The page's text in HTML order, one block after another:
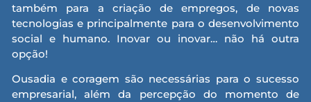
também para a criação de empregos, de novas
tecnologias e principalmente para o desenvolvimento
social e humano. Inovar ou inovar… não há outra
opção!
Ousadia e coragem são necessárias para o sucesso
empresarial, além da percepção do momento de